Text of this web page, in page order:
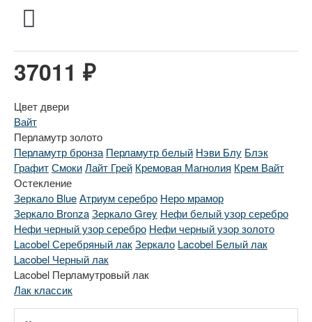
37011 ₽
Цвет двери
Вайт
Перламутр золото
Перламутр бронза Перламутр белый Нэви Блу Блэк
ГрафитСмокиЛайт Грей Кремовая Магнолия Крем Вайт
Остекление
Зеркало BlueАтриум серебро Неро мрамор
Зеркало BronzaЗеркало Grey Нефи белый узор серебро
Нефи черный узор серебро Нефи черный узор золото
Lacobel Серебряный лакЗеркало Lacobel Белый лак
Lacobel Черный лак
Lacobel Перламутровый лак
Лак классик